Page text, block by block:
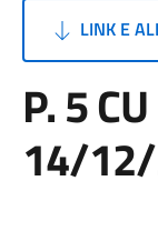
LINK E
P. 5
14/